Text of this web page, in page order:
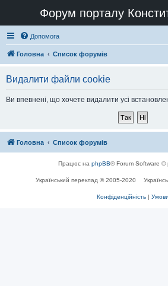
Форум порталу
Допомога
Головна Список форумів
Видалити файли cookie
Ви впевнені, що хочете видалити усі
Головна Список форумів
Працює на phpBB® Forum Software ©
Український переклад © 2005-2020
Конфіденційність | Умови